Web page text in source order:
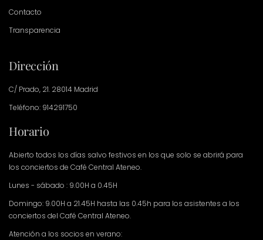
Contacto
Transparencia
Dirección
C/ Prado, 21. 28014 Madrid
Teléfono: 914291750
Horario
Abierto todos los días salvo festivos en los que solo se abrirá para
los conciertos de Café Central Ateneo.
Lunes - sábado : 9.00H a 0.45H
Domingo: 9.00H a 21.45H hasta las 0.45h para los asistentes a los
conciertos del Café Central Ateneo.
Atención a los socios en verano: